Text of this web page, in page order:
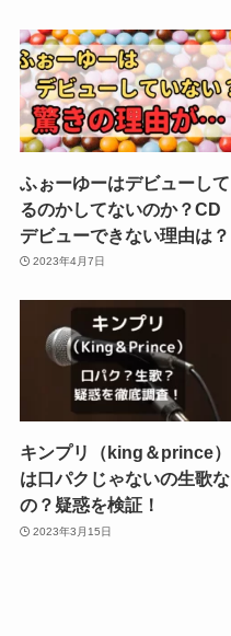
ふぉーゆーはデビューして
るのかしてないのか？CD
デビューできない理由は？
2023年4月7日
キンプリ（king＆prince）
は口パクじゃないの生歌な
の？疑惑を検証！
2023年3月15日